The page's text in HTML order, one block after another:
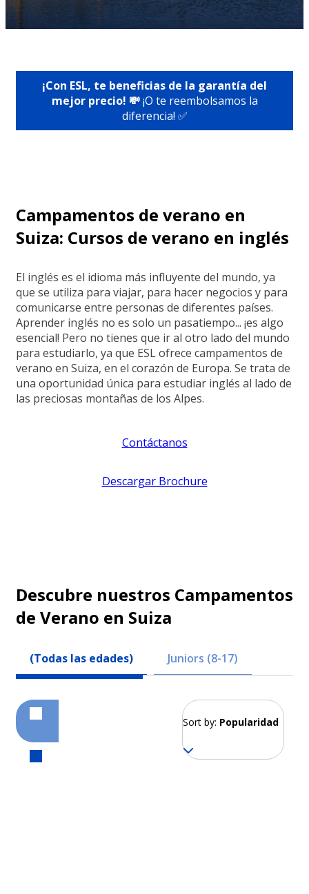
¡Con ESL, te beneficias de la garantía del
mejor precio! 💸¡O te reembolsamos la
diferencia! ✅
Campamentos de verano en
Suiza: Cursos de verano en inglés
El inglés es el idioma más influyente del mundo, ya
que se utiliza para viajar, para hacer negocios y para
comunicarse entre personas de diferentes países.
Aprender inglés no es solo un pasatiempo... ¡es algo
esencial! Pero no tienes que ir al otro lado del mundo
para estudiarlo, ya que ESL ofrece campamentos de
verano en Suiza, en el corazón de Europa. Se trata de
una oportunidad única para estudiar inglés al lado de
las preciosas montañas de los Alpes.
Contáctanos
Descargar Brochure
Descubre nuestros Campamentos
de Verano en Suiza
(Todas las edades) Juniors (8-17)
Sort by: Popularidad